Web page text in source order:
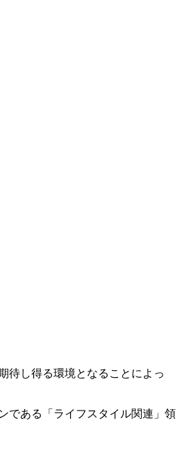
待し得る環境となることによっ
である「ライフスタイル関連」領